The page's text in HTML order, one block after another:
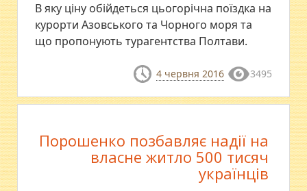
В яку ціну обійдеться цьогорічна поїздка на
курорти Азовського та Чорного моря та
що пропонують турагентства Полтави.
4 червня 2016 3495
Порошенко позбавляє надії на
власне житло 500 тисяч
українців